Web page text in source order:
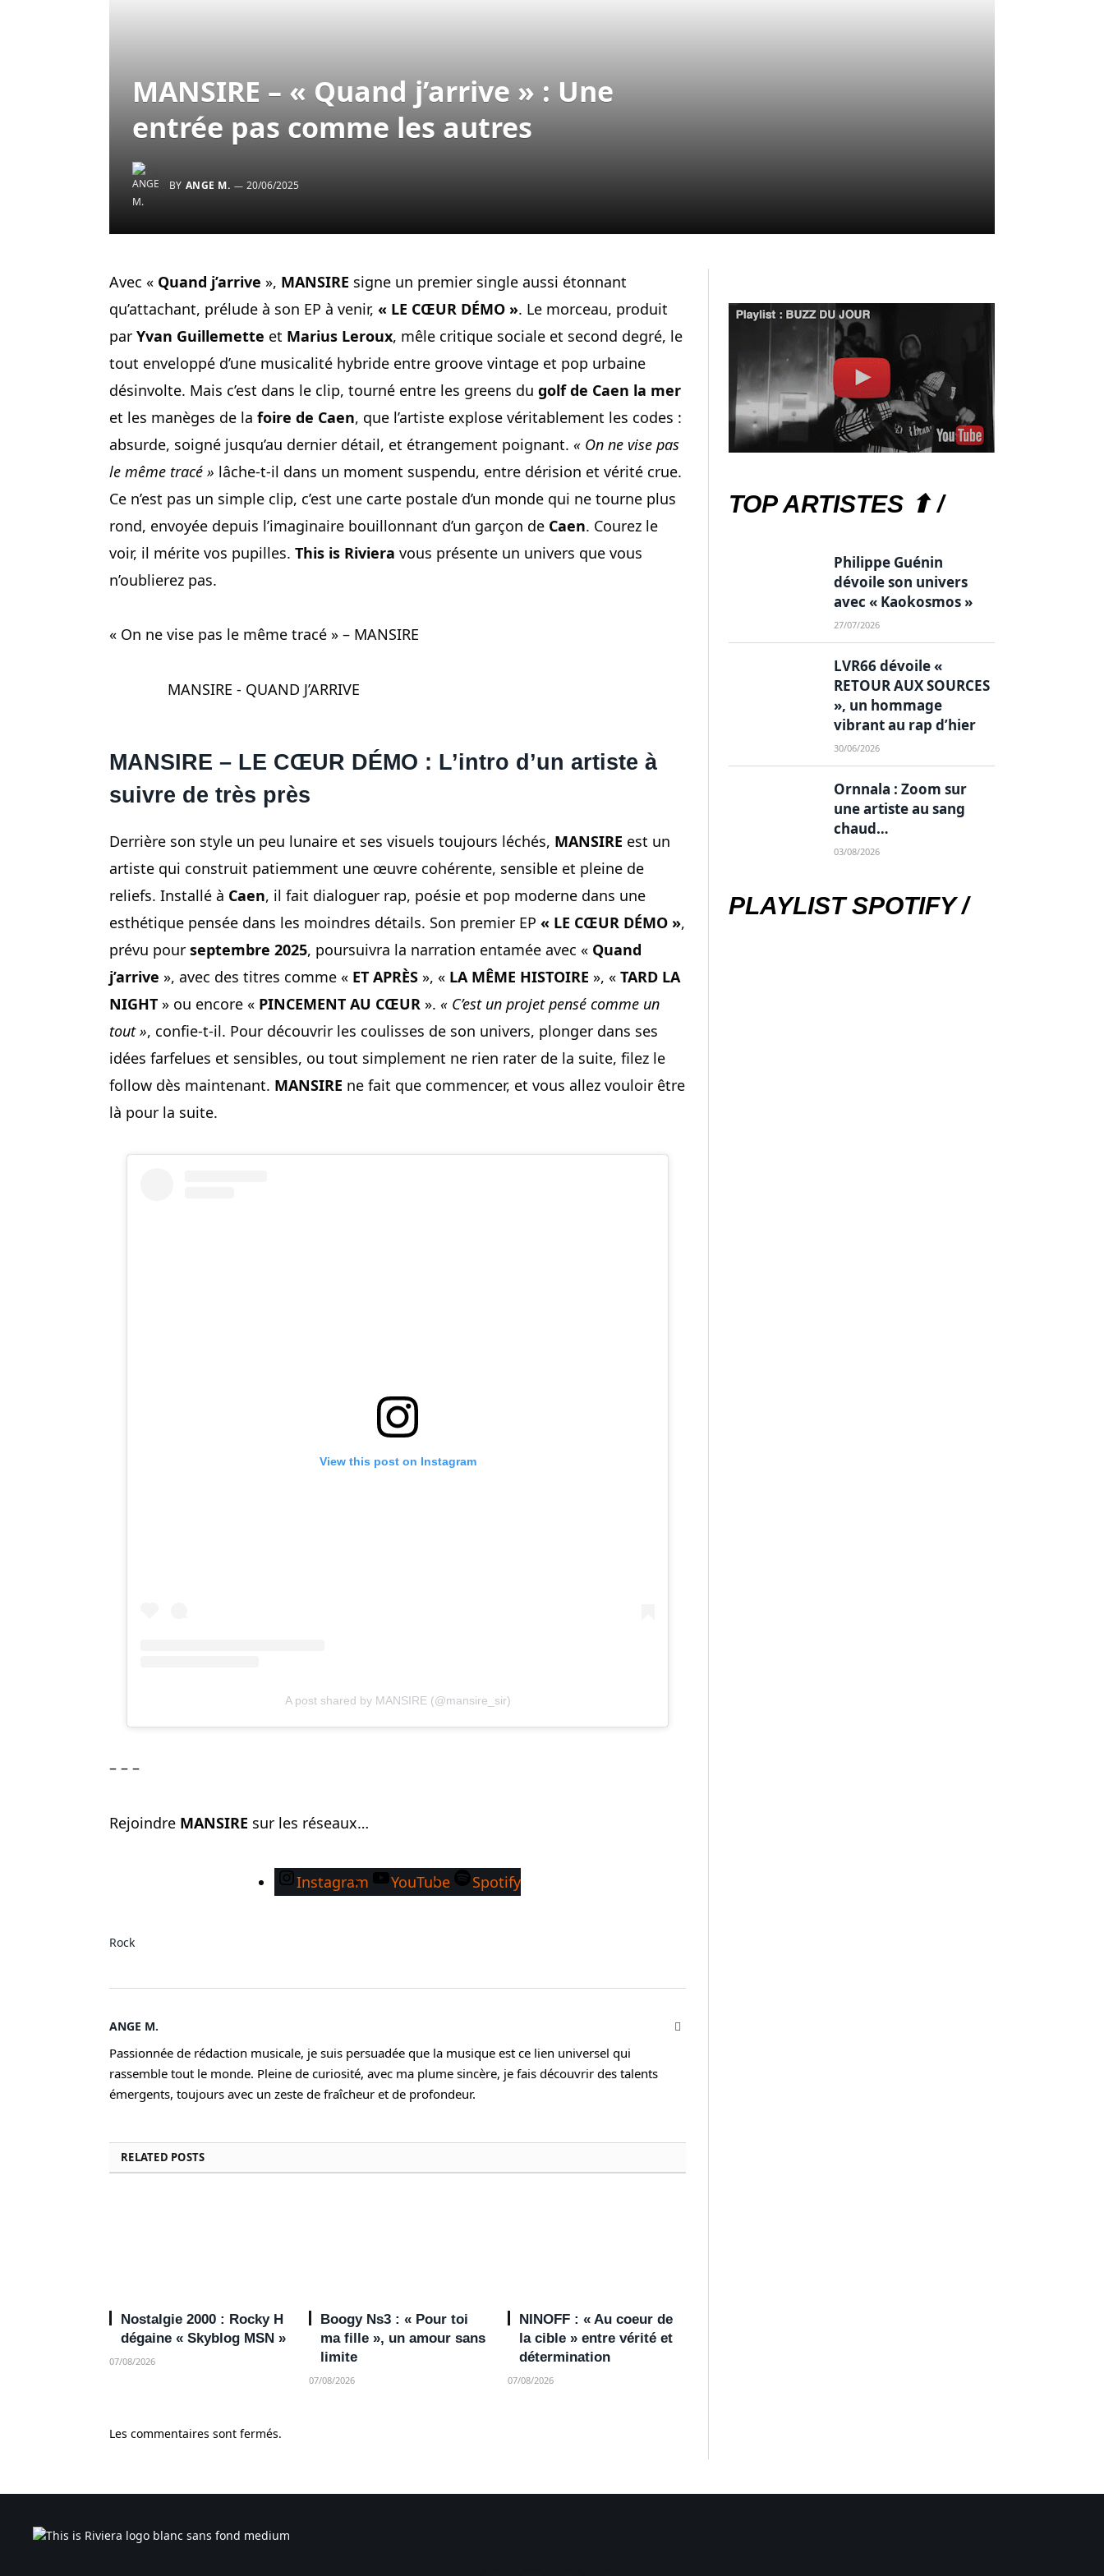
MANSIRE – « Quand j’arrive » : Une
entrée pas comme les autres
BY ANGE M. 20/06/2025
Avec « Quand j’arrive », MANSIRE signe un premier single aussi étonnant
qu’attachant, prélude à son EP à venir, « LE CŒUR DÉMO ». Le morceau, produit
par Yvan Guillemette et Marius Leroux, mêle critique sociale et second degré, le
tout enveloppé d’une musicalité hybride entre groove vintage et pop urbaine
désinvolte. Mais c’est dans le clip, tourné entre les greens du golf de Caen la mer
et les manèges de la foire de Caen, que l’artiste explose véritablement les codes :
absurde, soigné jusqu’au dernier détail, et étrangement poignant. « On ne vise pas
le même tracé » lâche-t-il dans un moment suspendu, entre dérision et vérité crue.
Ce n’est pas un simple clip, c’est une carte postale d’un monde qui ne tourne plus
rond, envoyée depuis l’imaginaire bouillonnant d’un garçon de Caen. Courez le
voir, il mérite vos pupilles. This is Riviera vous présente un univers que vous
n’oublierez pas.
« On ne vise pas le même tracé » – MANSIRE
MANSIRE - QUAND J’ARRIVE
MANSIRE – LE CŒUR DÉMO : L’intro d’un artiste à
suivre de très près
Derrière son style un peu lunaire et ses visuels toujours léchés, MANSIRE est un
artiste qui construit patiemment une œuvre cohérente, sensible et pleine de
reliefs. Installé à Caen, il fait dialoguer rap, poésie et pop moderne dans une
esthétique pensée dans les moindres détails. Son premier EP « LE CŒUR DÉMO »,
prévu pour septembre 2025, poursuivra la narration entamée avec « Quand
j’arrive », avec des titres comme « ET APRÈS », « LA MÊME HISTOIRE », « TARD LA
NIGHT » ou encore « PINCEMENT AU CŒUR ». « C’est un projet pensé comme un
tout », confie-t-il. Pour découvrir les coulisses de son univers, plonger dans ses
idées farfelues et sensibles, ou tout simplement ne rien rater de la suite, filez le
follow dès maintenant. MANSIRE ne fait que commencer, et vous allez vouloir être
là pour la suite.
View this post on Instagram
A post shared by MANSIRE (@mansire_sir)
– – –
Rejoindre MANSIRE sur les réseaux…
Instagram YouTube Spotify
Rock
ANGE M.
Passionnée de rédaction musicale, je suis persuadée que la musique est ce lien universel qui
rassemble tout le monde. Pleine de curiosité, avec ma plume sincère, je fais découvrir des talents
émergents, toujours avec un zeste de fraîcheur et de profondeur.
RELATED POSTS
Nostalgie 2000 : Rocky H
dégaine « Skyblog MSN »
07/08/2026
Boogy Ns3 : « Pour toi
ma fille », un amour sans
limite
07/08/2026
NINOFF : « Au coeur de
la cible » entre vérité et
détermination
07/08/2026
Les commentaires sont fermés.
TOP ARTISTES ⬆ /
Philippe Guénin
dévoile son univers
avec « Kaokosmos »
27/07/2026
LVR66 dévoile «
RETOUR AUX SOURCES
», un hommage
vibrant au rap d’hier
30/06/2026
Ornnala : Zoom sur
une artiste au sang
chaud…
03/08/2026
PLAYLIST SPOTIFY /